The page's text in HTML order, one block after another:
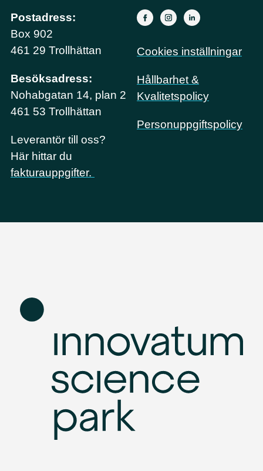
Postadress:
Box 902
461 29 Trollhättan
Besöksadress:
Nohabgatan 14, plan 2
461 53 Trollhättan
Leverantör till oss?
Här hittar du
fakturauppgifter.
Cookies inställningar
Hållbarhet &
Kvalitetspolicy
Personuppgiftspolicy